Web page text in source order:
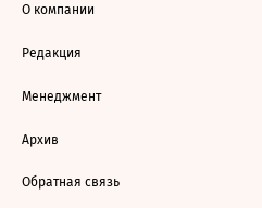
О компании
Редакция
Менеджмент
Архив
Обратная связь